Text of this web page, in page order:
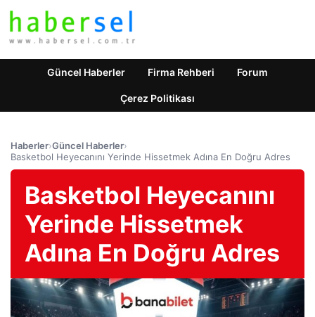
Güncel Haberler Firma Rehberi Forum
Çerez Politikası
Haberler›Güncel Haberler›
Basketbol Heyecanını Yerinde Hissetmek Adına En Doğru Adres
Basketbol Heyecanını
Yerinde Hissetmek
Adına En Doğru Adres